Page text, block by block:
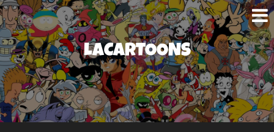
LACARTOONS